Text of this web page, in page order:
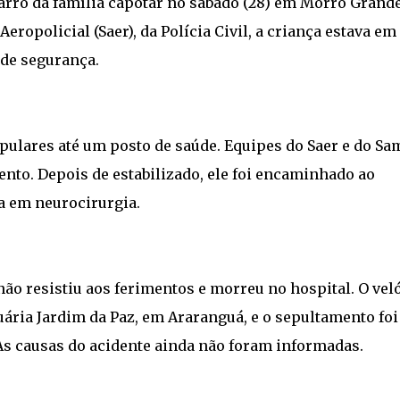
(Saer), da Polícia Civil, a criança estava em
segurança.
até um posto de saúde. Equipes do Saer e do
Depois de estabilizado, ele foi encaminhado ao
em neurocirurgia.
resistiu aos ferimentos e morreu no hospital. O
Jardim da Paz, em Araranguá, e o sepultamento foi
causas do acidente ainda não foram informadas.